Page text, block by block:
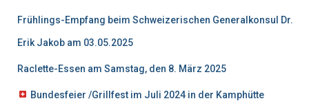
Frühlings-Empfang beim Schweizerischen Generalkonsul Dr.
Erik Jakob am 03.05.2025
Raclette-Essen am Samstag, den 8. März 2025
Bundesfeier /Grillfest im Juli 2024 in der Kamphütte